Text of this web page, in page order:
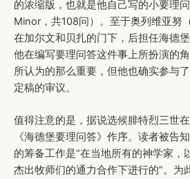
的浓缩版，也就是他自己写的小要理
Minor，共108问）。至于奥列维亚努
在加尔文和贝扎的门下，后担任海德
他在编写要理问答这件事上所扮演的
所认为的那么重要，但他也确实参与
定稿的审议。
值得注意的是，据说选候腓特烈三世
《海德堡要理问答》作序。读者被告
的筹备工作是“在当地所有的神学家，
杰出牧师们的通力合作下进行的”。为